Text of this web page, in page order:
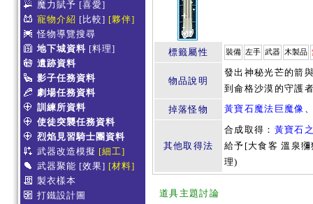
魔力賦予 [喜愛]
寵物介紹 [比較] [夥伴]
怪物導覽搜尋
地下城資料 [料理]
遺跡資料
影子任務資料
劇場任務資料
訓練所資料
使徒突襲任務資料
烈焰見習騎士團資料
武器改造模擬 [細工]
武器聚能 [效果] [材料]
製衣樣本
打鐵設計圖
標籤屬性 裝備 左手 武器 木製品
物品說明
發出神秘光芒的箭
到侖格沙漠的守護
掉落怪物
黃寶石魔法巨魔像
其他取得法
合成取得： 黃寶石
給予[大食客 溫泉
理)
道具主題討論